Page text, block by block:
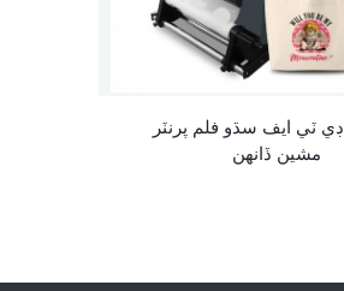
نووا 70 ڊي ٽي ايف سڌو فلم پرنٽر
مشين ڏانهن